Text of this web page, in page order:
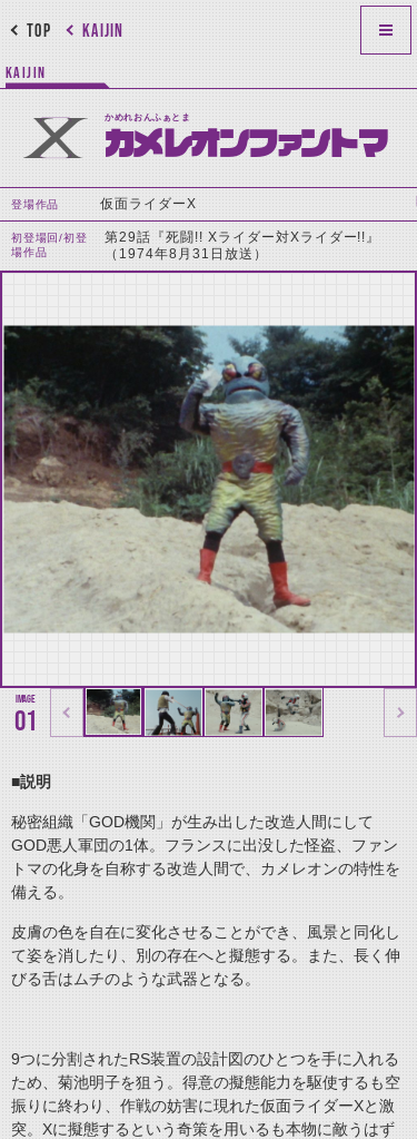
KAIJIN
TOP
KAIJIN
かめれおんふぁとま
カメレオンファントマ
登場作品 仮面ライダーX
初登場回/初登
場作品
第29話『死闘!! Xライダー対Xライダー!!』
（1974年8月31日放送）
01
■説明
秘密組織「GOD機関」が生み出した改造人間にして
GOD悪人軍団の1体。フランスに出没した怪盗、ファン
トマの化身を自称する改造人間で、カメレオンの特性を
備える。
皮膚の色を自在に変化させることができ、風景と同化し
て姿を消したり、別の存在へと擬態する。また、長く伸
びる舌はムチのような武器となる。
9つに分割されたRS装置の設計図のひとつを手に入れる
ため、菊池明子を狙う。得意の擬態能力を駆使するも空
振りに終わり、作戦の妨害に現れた仮面ライダーXと激
突。Xに擬態するという奇策を用いるも本物に敵うはず